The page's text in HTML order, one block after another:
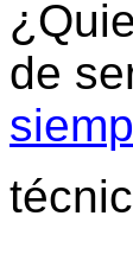
de